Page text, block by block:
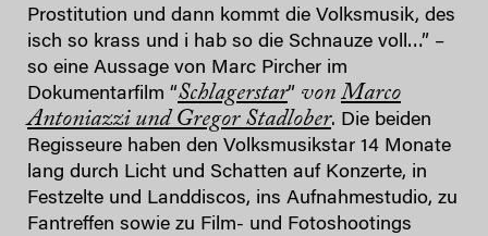
Prostitution und dann kommt die Volksmusik, des
isch so krass und i hab so die Schnauze voll…” –
so eine Aussage von Marc Pircher im
Dokumentarfilm “Schlagerstar” von Marco
Antoniazzi und Gregor Stadlober. Die beiden
Regisseure haben den Volksmusikstar 14 Monate
lang durch Licht und Schatten auf Konzerte, in
Festzelte und Landdiscos, ins Aufnahmestudio, zu
Fantreffen sowie zu Film- und Fotoshootings